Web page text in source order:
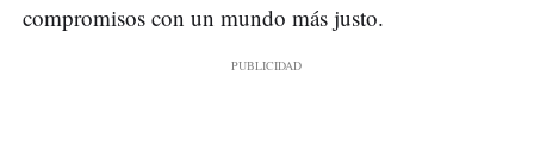
compromisos con un mundo más justo.